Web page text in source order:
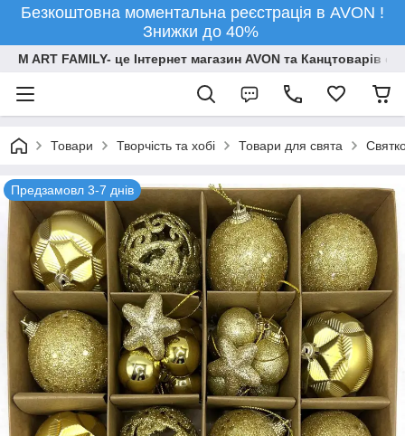
Безкоштовна моментальна реєстрація в AVON !
Знижки до 40%
M ART FAMILY- це Інтернет магазин AVON та Канцтоварів
Товари Творчiсть та хобi Товари для свята
Предзамовл 3-7 днів